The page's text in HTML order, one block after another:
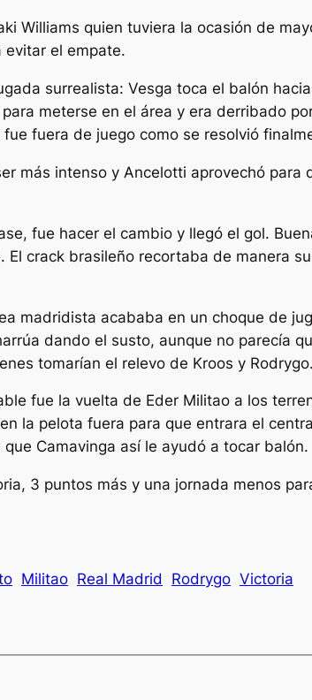
Williams quien tuviera la ocasión de
evitar el empate.
surrealista: Vesga toca el balón
meterse en el área y era derribado
fuera de juego como se resolvió
más intenso y Ancelotti aprovechó
fue hacer el cambio y llegó el gol.
El crack brasileño recortaba de manera
madridista acababa en un choque de
dando el susto, aunque no parecía
tomarían el relevo de Kroos y Rodrygo.
fue la vuelta de Eder Militao a los
la pelota fuera para que entrara el
Camavinga así le ayudó a tocar balón.
3 puntos más y una jornada menos
Militao Real Madrid Rodrygo Victoria